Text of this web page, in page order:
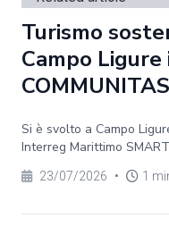
Turismo
Campo
COMMUNITAS
Si è svolto a Campo
Interreg Marittimo
23/07/2026 • 1